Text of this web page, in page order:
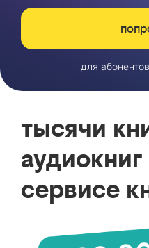
для
тысячи
аудиокниг
сервисе